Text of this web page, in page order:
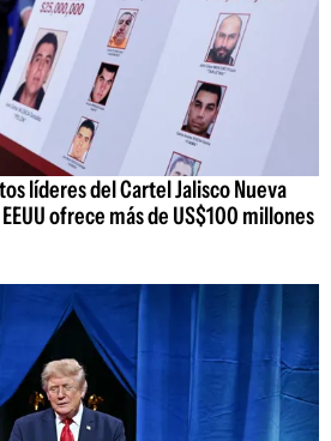
líderes del Cartel Jalisco Nueva
ofrece más de US$100 millones